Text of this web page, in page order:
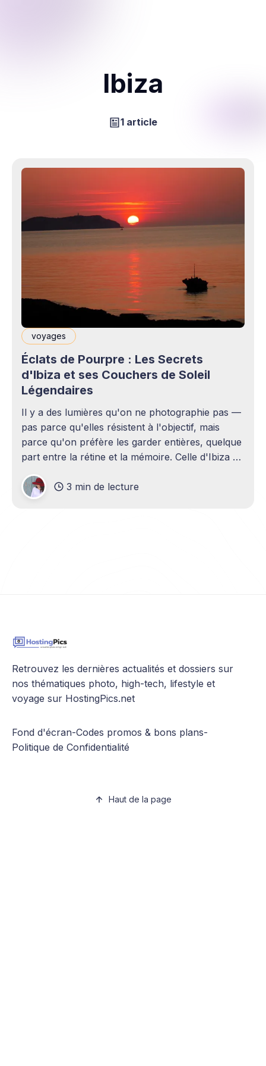
Ibiza
1 article
voyages
Éclats de Pourpre : Les Secrets
d'Ibiza et ses Couchers de Soleil
Légendaires
Il y a des lumières qu'on ne photographie pas —
pas parce qu'elles résistent à l'objectif, mais
parce qu'on préfère les garder entières, quelque
part entre la rétine et la mémoire. Celle d'Ibiza en
3 min de lecture
Retrouvez les dernières actualités et dossiers sur
nos thématiques photo, high-tech, lifestyle et
voyage sur HostingPics.net
Fond d'écran-Codes promos & bons plans-
Politique de Confidentialité
Haut de la page